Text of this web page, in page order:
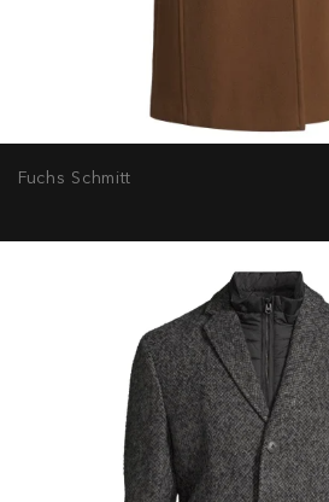
Fuchs Schmitt